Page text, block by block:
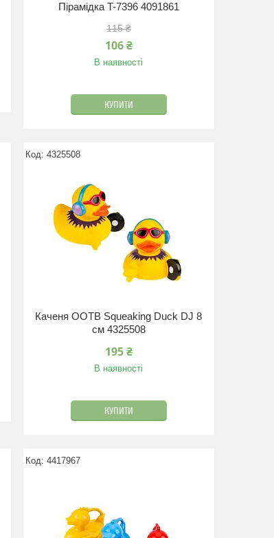
Пірамідка T-7396 4091861
115 ₴
106 ₴
В наявності
КУПИТИ
4325508
Каченя ООТВ Squeaking Duck DJ 8
см 4325508
195 ₴
В наявності
КУПИТИ
4417967